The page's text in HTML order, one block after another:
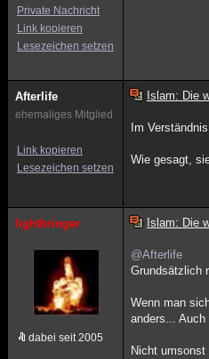
Private Nachricht
Link kopieren
Lesezeichen setzen
Afterlife
ehemaliges Mitglied
Link kopieren
Lesezeichen setzen
Islam: Die
Im
Wie gesagt,
lightbringer
dabei seit 2005
Islam: Die
@Afterlife
Grundsätzlich
Wenn man
anders...
Nicht